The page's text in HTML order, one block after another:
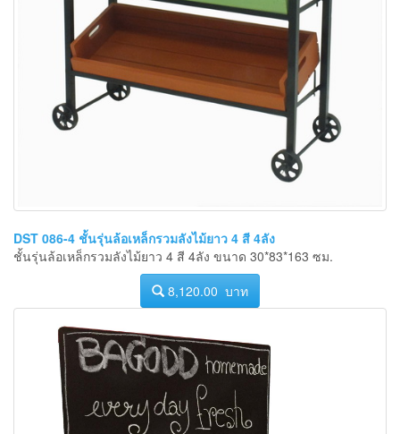
DST 086-4 ชั้นรุ่นล้อเหล็กรวมลังไม้ยาว 4 สี 4ลัง
ชั้นรุ่นล้อเหล็กรวมลังไม้ยาว 4 สี 4ลัง ขนาด 30*83*163 ซม.
8,120.00 บาท